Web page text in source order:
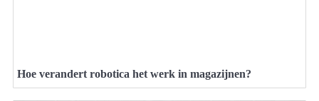
Hoe verandert robotica het werk in magazijnen?